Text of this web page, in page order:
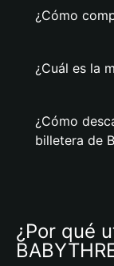
¿Cómo
¿Cuál es la
¿Cómo
billetera de
¿Por qué